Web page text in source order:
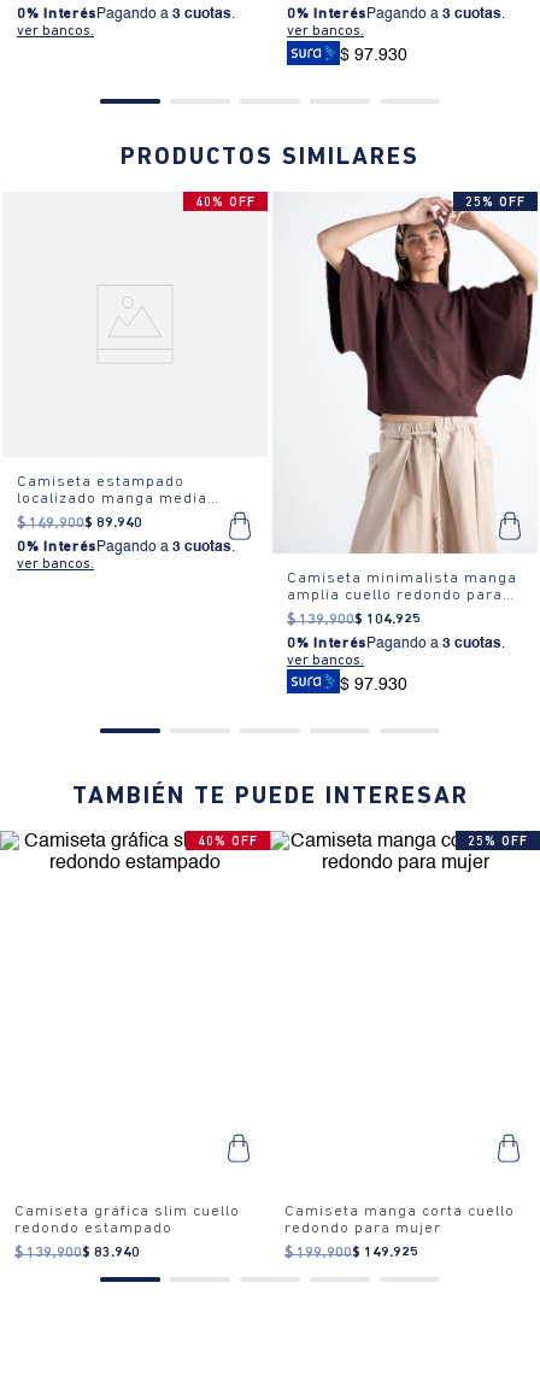
0% Interés Pagando a 3 cuotas.
ver bancos.
0% Interés Pagando a 3 cuotas.
ver bancos.
$ 97.930
PRODUCTOS SIMILARES
40% OFF
Camiseta estampado
localizado manga media
cuello redondo para mujer
$ 149.900$ 89.940
0% Interés Pagando a 3 cuotas.
ver bancos.
25% OFF
Camiseta minimalista manga
amplia cuello redondo para
mujer
$ 139.900$ 104.925
0% Interés Pagando a 3 cuotas.
ver bancos.
$ 97.930
TAMBIÉN TE PUEDE INTERESAR
40% OFF 25% OFF